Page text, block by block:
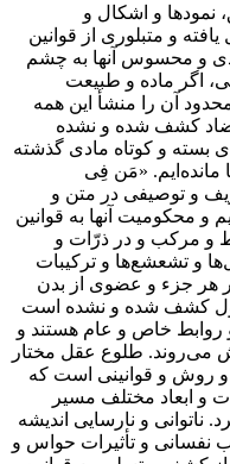
نمودها و اشكال و
و متبلورى از قوانين
و محسوس آنها به چشم
اگر ماده و طبيعت
آن را منشأ اين همه
كشف شده و نشده
بسته و كوتاه مادى گذشته
مانده‌ايم. «مَن فِى
و توصيفى در متن و
و محكوميت آنها به قوانين
و مركب و در ذرّات و
و تشعشع‌ها و تركيبات
هر جزء و عضوى از بدن
كشف شده و نشده است
روابط خاص و عام هستند و
مى‌روند. طلوع عقل مختار
و روش و قوانينى است كه
و ابعاد مختلف مسير
ناتوانى و نارسايى انديشه
نفسانى و تأثيرات حواس و